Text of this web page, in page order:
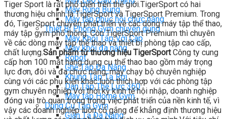
Máy Rung Bụng
Máy tập phục hồi chức năng
Thiết Bị Phòng Gym chuyên dụng
Máy Khối Tập Với Cáp
Máy khối đa năng
Robot
Ghế Tập Đa Năng
Khung Tập Tạ Rời
Dàn Tập Thể Lực 360
Máy tập Home Gym
Dụng Cụ Tập Gym
Giàn Tạ Đa Năng
Tiger Sport là rất phổ biến trên thế giới.TigerSport có hai
thương hiệu chính là TigerSport và TigerSport Premium. Trong
đó, TigerSport chuyên phát triển về các dòng máy tập thể thao,
máy tập gym phổ thông. Còn TigerSport Premium thì chuyên
về các dòng máy tập thể thao và thiết bị phòng tập cao cấp,
chất lượng.Sản phẩm từ thương hiệu TigerSportCông ty cung
cấp hơn 100 mặt hàng dụng cụ thể thao bao gồm máy trọng
lực đơn, đôi và đa chức năng, máy chạy bộ chuyên nghiệp
cùng với các phụ kiện khác luôn thích hợp với các phòng tập
gym chuyên nghiệp.Với thời kỳ kinh tế hội nhập, doanh nghiệp
đóng vai trò quan trọng trong việc phát triển của nền kinh tế, vì
vậy các doanh nghiệp luôn cố gắng để khẳng định thương hiệu